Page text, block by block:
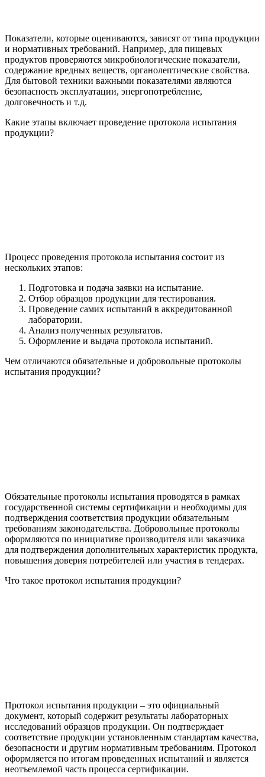
Показатели, которые оцениваются, зависят от типа продукции
и нормативных требований. Например, для пищевых
продуктов проверяются микробиологические показатели,
содержание вредных веществ, органолептические свойства.
Для бытовой техники важными показателями являются
безопасность эксплуатации, энергопотребление,
долговечность и т.д.
Какие этапы включает проведение протокола испытания
продукции?
Процесс проведения протокола испытания состоит из
нескольких этапов:
Подготовка и подача заявки на испытание.
Отбор образцов продукции для тестирования.
Проведение самих испытаний в аккредитованной
лаборатории.
Анализ полученных результатов.
Оформление и выдача протокола испытаний.
Чем отличаются обязательные и добровольные протоколы
испытания продукции?
Обязательные протоколы испытания проводятся в рамках
государственной системы сертификации и необходимы для
подтверждения соответствия продукции обязательным
требованиям законодательства. Добровольные протоколы
оформляются по инициативе производителя или заказчика
для подтверждения дополнительных характеристик продукта,
повышения доверия потребителей или участия в тендерах.
Что такое протокол испытания продукции?
Протокол испытания продукции – это официальный
документ, который содержит результаты лабораторных
исследований образцов продукции. Он подтверждает
соответствие продукции установленным стандартам качества,
безопасности и другим нормативным требованиям. Протокол
оформляется по итогам проведенных испытаний и является
неотъемлемой часть процесса сертификации.